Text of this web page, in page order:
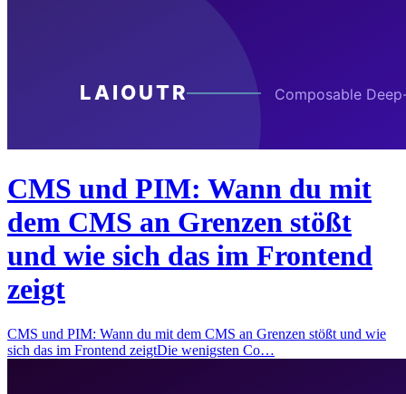
CMS und PIM: Wann du mit
dem CMS an Grenzen stößt
und wie sich das im Frontend
zeigt
CMS und PIM: Wann du mit dem CMS an Grenzen stößt und wie
sich das im Frontend zeigtDie wenigsten Co…